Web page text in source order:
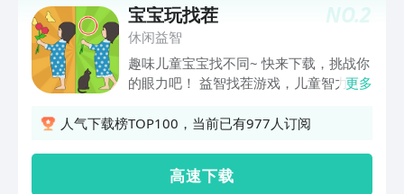
习语言的课程。3、画风生动可爱，培养
他们的英语学习兴趣，激发学习源动力，
让孩子发自内心地喜欢英文，愿意主动去
学英语。4、所有单词均为真人英式发
音，让孩子学习正确的念法，发音使用不
同的声调和表达，以使孩子们可以领悟英
语发音的微妙。5、促进大脑活动，更好
地开发孩子的逻辑思维能力，提高他们的
记忆力和注意广度，比同龄人更快地开发
NO.2
宝宝玩找茬
休闲益智
趣味儿童宝宝找不同~ 快来下载，挑战你
的眼力吧！ 益智找茬游戏，儿童智力开
精美的游戏画面，可爱的卡通风格。 简
从小培养宝宝的专注力，锻炼儿童思维能
力。 免费游戏玩不停，不用流量不用
更多
人气下载榜TOP100，当前已有977人订阅
高 速 下 载